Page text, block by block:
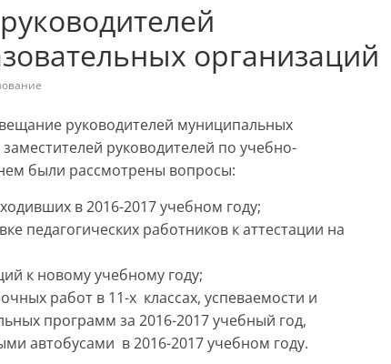
организаций
руководителей муниципальных
руководителей по учебно-
были рассмотрены вопросы:
в 2016-2017 учебном году;
педагогических работников к аттестации на
к новому учебному году;
работ в 11-х классах, успеваемости и
программ за 2016-2017 учебный год,
автобусами в 2016-2017 учебном году.